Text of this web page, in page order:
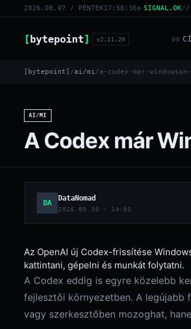
2026.08.07 / PÉNTEK17:50:36 SIGNAL.OK//
[bytepoint] v2.11.20 00
[bytepoint] /ai/mi/a-codex-mar-
AI/MI
A Codex már
DA
DataNomad
2026.05.30 · 14:05
Az OpenAI új Codex-frissítése
kattintani, gépelni és munkát folytatni.
A Codex eddig is egyre közelebb
fejlesztői környezetben. A legújabb
vagy szerkesztőben mozoghat,